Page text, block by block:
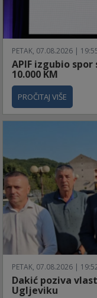
PETAK, 07.08.2026 |
APIF izgubio
10.000 KM
PROČITAJ VIŠE
PETAK, 07.08.2026 |
Dakić poziva
Ugljeviku